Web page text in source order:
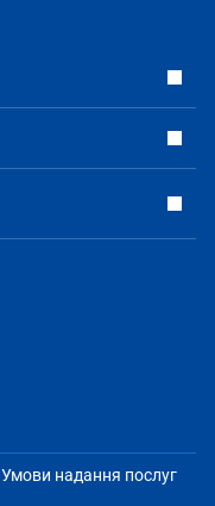
Умови надання послуг